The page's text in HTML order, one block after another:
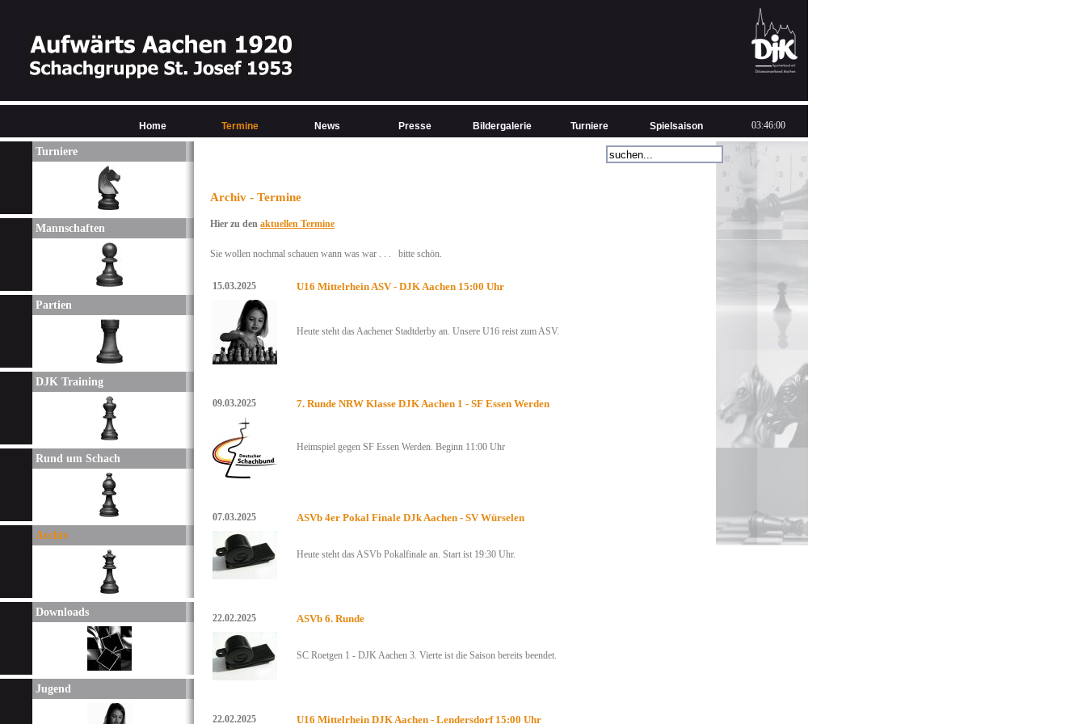
Turniere
Mannschaften
Partien
DJK Training
Rund um Schach
Archiv
Downloads
Jugend
Archiv - Termine
Hier zu den aktuellen Termine
Sie wollen nochmal schauen wann was war . . . bitte schön.
15.03.2025 U16 Mittelrhein ASV - DJK Aachen 15:00 Uhr
Heute steht das Aachener Stadtderby an. Unsere U16 reist zum ASV.
09.03.2025 7. Runde NRW Klasse DJK Aachen 1 - SF Essen Werden
Heimspiel gegen SF Essen Werden. Beginn 11:00 Uhr
07.03.2025 ASVb 4er Pokal Finale DJk Aachen - SV Würselen
Heute steht das ASVb Pokalfinale an. Start ist 19:30 Uhr.
22.02.2025 ASVb 6. Runde
SC Roetgen 1 - DJK Aachen 3. Vierte ist die Saison bereits beendet.
22.02.2025 U16 Mittelrhein DJK Aachen - Lendersdorf 15:00 Uhr
Home Termine News Presse Bildergalerie Turniere Spielsaison 03:46:00